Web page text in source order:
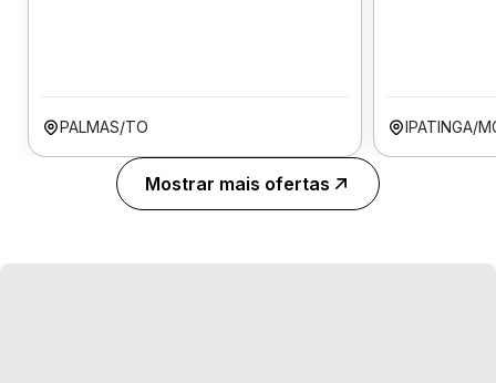
PALMAS/TO IPATINGA/
Mostrar mais ofertas